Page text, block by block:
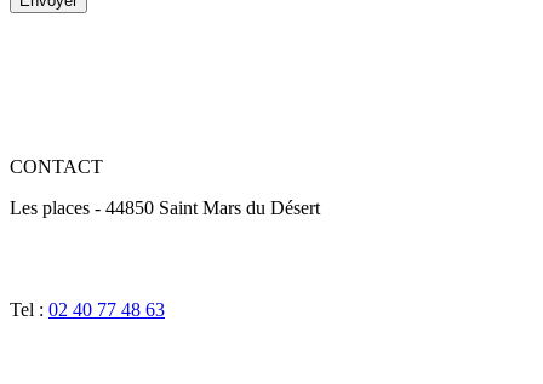
CONTACT
Les places - 44850 Saint Mars du Désert
Tel : 02 40 77 48 63